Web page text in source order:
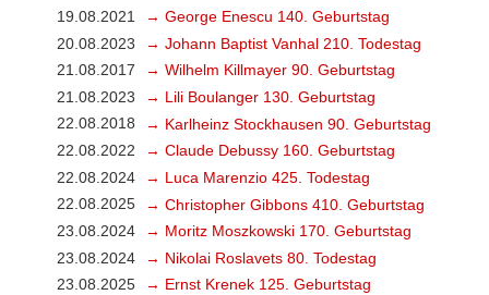
19.08.2021
→ George Enescu 140. Geburtstag
20.08.2023
→ Johann Baptist Vanhal 210. Todestag
21.08.2017
→ Wilhelm Killmayer 90. Geburtstag
21.08.2023
→ Lili Boulanger 130. Geburtstag
22.08.2018
→ Karlheinz Stockhausen 90. Geburtstag
22.08.2022
→ Claude Debussy 160. Geburtstag
22.08.2024
→ Luca Marenzio 425. Todestag
22.08.2025
→ Christopher Gibbons 410. Geburtstag
23.08.2024
→ Moritz Moszkowski 170. Geburtstag
23.08.2024
→ Nikolai Roslavets 80. Todestag
23.08.2025
→ Ernst Krenek 125. Geburtstag